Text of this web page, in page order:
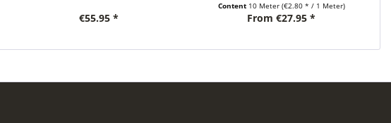
€55.95 *
Content 10 Meter (€2.80 * / 1 Meter)
From €27.95 *